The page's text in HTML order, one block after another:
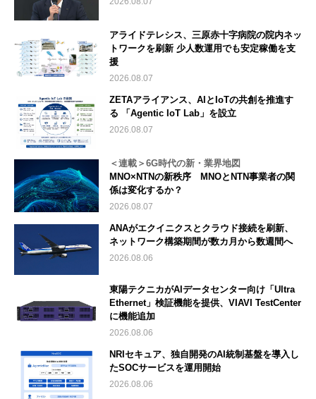
アライドテレシス、三原赤十字病院の院内ネッ
トワークを刷新 少人数運用でも安定稼働を支
援
2026.08.07
ZETAアライアンス、AIとIoTの共創を推進す
る 「Agentic IoT Lab」を設立
2026.08.07
＜連載＞6G時代の新・業界地図
MNO×NTNの新秩序 MNOとNTN事業者の関
係は変化するか？
2026.08.07
ANAがエクイニクスとクラウド接続を刷新、
ネットワーク構築期間が数カ月から数週間へ
2026.08.06
東陽テクニカがAIデータセンター向け「Ultra
Ethernet」検証機能を提供、VIAVI TestCenter
に機能追加
2026.08.06
NRIセキュア、独自開発のAI統制基盤を導入し
たSOCサービスを運用開始
2026.08.06